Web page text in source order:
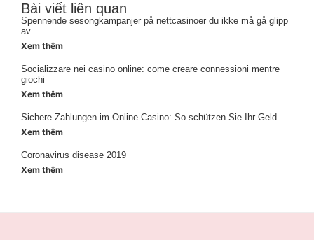
Bài viết liên quan
Spennende sesongkampanjer på nettcasinoer du ikke må gå glipp
av
Xem thêm
Socializzare nei casino online: come creare connessioni mentre
giochi
Xem thêm
Sichere Zahlungen im Online-Casino: So schützen Sie Ihr Geld
Xem thêm
Coronavirus disease 2019
Xem thêm